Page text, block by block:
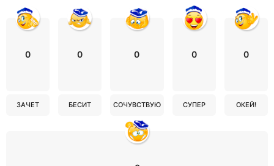
0
ЗАЧЕТ
0
БЕСИТ
0
СОЧУВСТВУЮ
0
СУПЕР
0
ОКЕЙ!